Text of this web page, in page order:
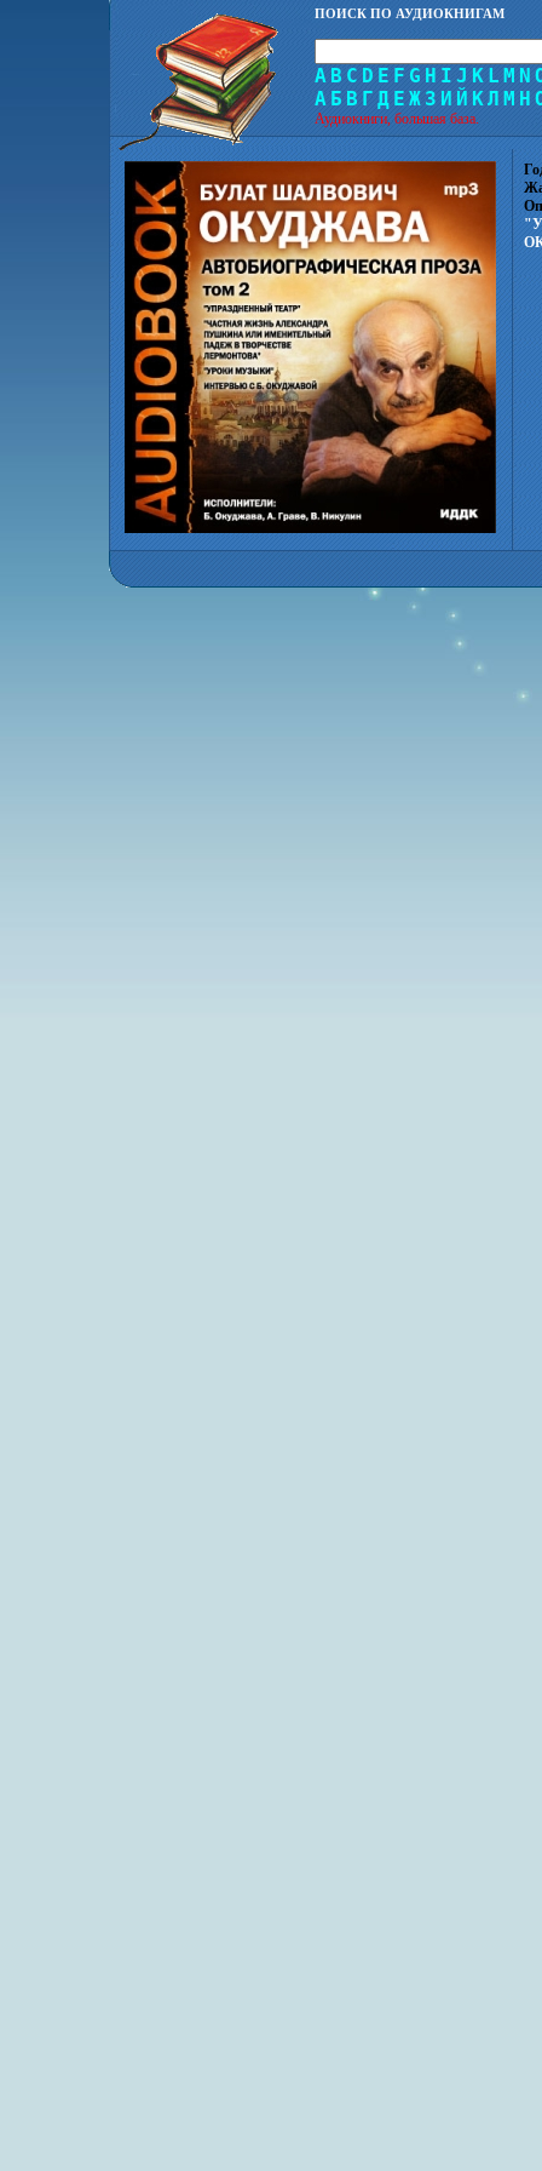
ПОИСК ПО АУДИОКНИГАМ
A B C D E F G H I J K L M N
А Б В Г Д Е Ж З И Й КЛ М Н
Аудиокниги, большая база.